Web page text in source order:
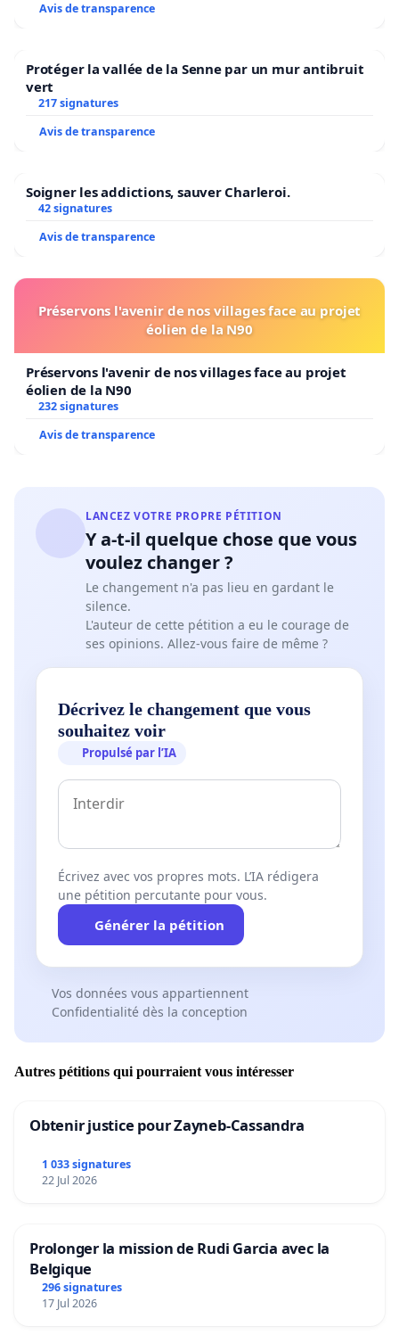
Avis de transparence
Protéger la vallée de la Senne par un mur antibruit
vert
217 signatures
Avis de transparence
Soigner les addictions, sauver Charleroi.
42 signatures
Avis de transparence
Préservons l'avenir de nos villages face au projet
éolien de la N90
Préservons l'avenir de nos villages face au projet
éolien de la N90
232 signatures
Avis de transparence
LANCEZ VOTRE PROPRE PÉTITION
Y a-t-il quelque chose que vous
voulez changer ?
Le changement n'a pas lieu en gardant le
silence.
L'auteur de cette pétition a eu le courage de
ses opinions. Allez-vous faire de même ?
Décrivez le changement que vous
souhaitez voir
Propulsé par l’IA
Écrivez avec vos propres mots. L’IA rédigera
une pétition percutante pour vous.
Générer la pétition
Vos données vous appartiennent
Confidentialité dès la conception
Autres pétitions qui pourraient vous intéresser
Obtenir justice pour Zayneb-Cassandra
1 033 signatures
22 Jul 2026
Prolonger la mission de Rudi Garcia avec la
Belgique
296 signatures
17 Jul 2026